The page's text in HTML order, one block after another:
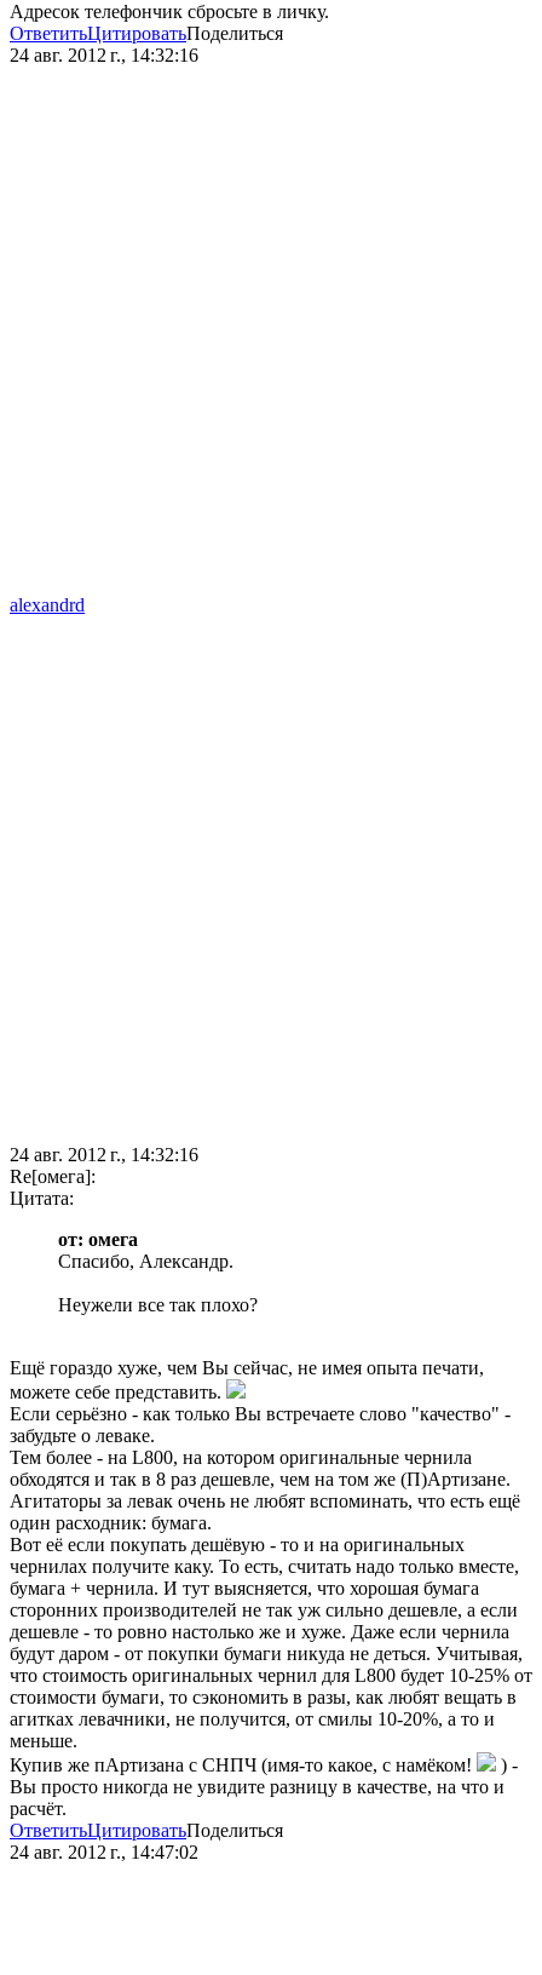
Адресок телефончик сбросьте в личку.
ОтветитьЦитироватьПоделиться
24 авг. 2012 г., 14:32:16
alexandrd
24 авг. 2012 г., 14:32:16
Re[омега]:
Цитата:
от: омега
Спасибо, Александр.
Неужели все так плохо?
Ещё гораздо хуже, чем Вы сейчас, не имея опыта печати,
можете себе представить.
Если серьёзно - как только Вы встречаете слово "качество" -
забудьте о леваке.
Тем более - на L800, на котором оригинальные чернила
обходятся и так в 8 раз дешевле, чем на том же (П)Артизане.
Агитаторы за левак очень не любят вспоминать, что есть ещё
один расходник: бумага.
Вот её если покупать дешёвую - то и на оригинальных
чернилах получите каку. То есть, считать надо только вместе,
бумага + чернила. И тут выясняется, что хорошая бумага
сторонних производителей не так уж сильно дешевле, а если
дешевле - то ровно настолько же и хуже. Даже если чернила
будут даром - от покупки бумаги никуда не деться. Учитывая,
что стоимость оригинальных чернил для L800 будет 10-25% от
стоимости бумаги, то сэкономить в разы, как любят вещать в
агитках левачники, не получится, от смилы 10-20%, а то и
меньше.
Купив же пАртизана с СНПЧ (имя-то какое, с намёком!
) -
Вы просто никогда не увидите разницу в качестве, на что и
расчёт.
ОтветитьЦитироватьПоделиться
24 авг. 2012 г., 14:47:02